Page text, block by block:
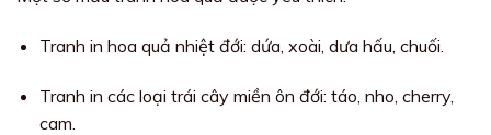
Tranh in hoa quả nhiệt đới: dứa, xoài, dưa hấu, chuối.
Tranh in các loại trái cây miền ôn đới: táo, nho, cherry,
cam.